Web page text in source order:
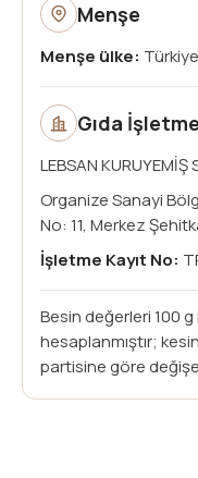
Menşe
Menşe ülke: Türkiye
Gıda
LEBSAN KURUYEMİŞ
Organize Sanayi
No: 11, Merkez
İşletme Kayıt No:
Besin değerleri 100
hesaplanmıştır;
partisine göre